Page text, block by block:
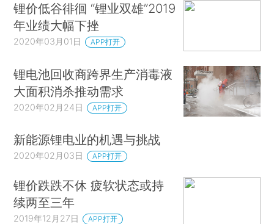
锂价低谷徘徊 “锂业双雄”2019
年业绩大幅下挫
2020年03月01日 APP打开
锂电池回收商跨界生产消毒液
大面积消杀推动需求
2020年02月24日 APP打开
新能源锂电业的机遇与挑战
2020年02月03日 APP打开
锂价跌跌不休 疲软状态或持
续两至三年
2019年12月27日 APP打开